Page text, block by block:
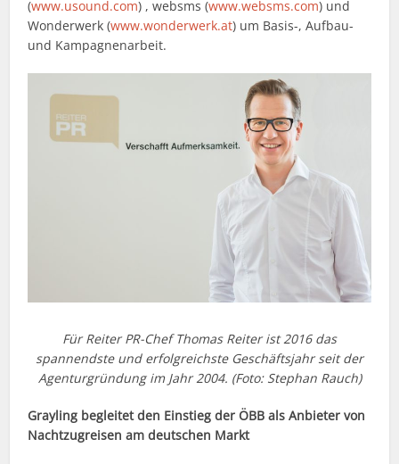
(www.usound.com) , websms (www.websms.com) und
Wonderwerk (www.wonderwerk.at) um Basis-, Aufbau-
und Kampagnenarbeit.
Für Reiter PR-Chef Thomas Reiter ist 2016 das
spannendste und erfolgreichste Geschäftsjahr seit der
Agenturgründung im Jahr 2004. (Foto: Stephan Rauch)
Grayling begleitet den Einstieg der ÖBB als Anbieter von
Nachtzugreisen am deutschen Markt